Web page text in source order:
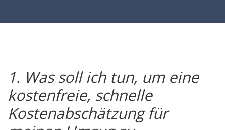
1. Was soll ich tun, um eine
kostenfreie, schnelle
Kostenabschätzung für